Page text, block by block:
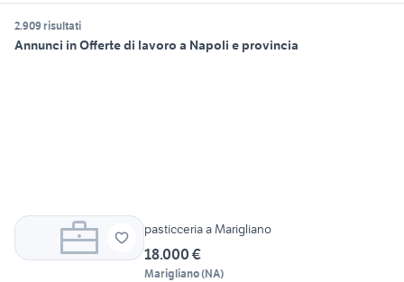
2.909 risultati
Annunci in Offerte di lavoro a Napoli e provincia
pasticceria a Marigliano
18.000 €
Marigliano(NA)